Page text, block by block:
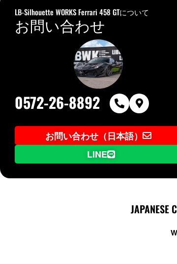
LB-Silhouette WORKS Ferrari 458 GTについて
お問い合わせ
0572-26-8892
お問い合わせ（日本語）
LINE
JAPANESE